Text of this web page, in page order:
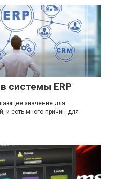
системы ERP
значение для
и есть много причин для